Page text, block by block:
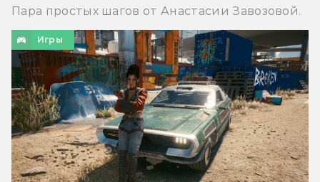
Пара простых шагов от Анастасии Завозовой.
Игры